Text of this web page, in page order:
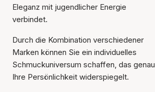
Eleganz mit jugendlicher Energie
verbindet.
Durch die Kombination verschiedener
Marken können Sie ein individuelles
Schmuckuniversum schaffen, das genau
Ihre Persönlichkeit widerspiegelt.